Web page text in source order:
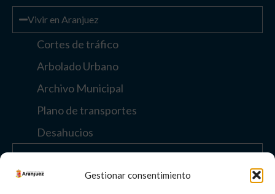
Gestionar consentimiento
Vivir en Aranjuez
Cortes de tráfico
Arbolado Urbano
Archivo Municipal
Plano de transportes
Desahucios
Enlaces de interés